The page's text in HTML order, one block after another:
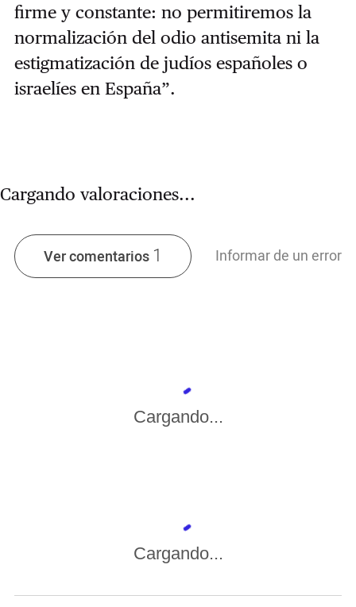
firme y constante: no permitiremos la
normalización del odio antisemita ni la
estigmatización de judíos españoles o
israelíes en España”.
Cargando valoraciones...
Ver comentarios 1 Informar de un error
Cargando...
Cargando...